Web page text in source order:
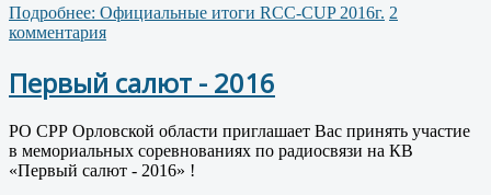
Подробнее: Официальные итоги RCC-CUP 2016г. 2
комментария
Первый салют - 2016
РО СРР Орловской области приглашает Вас принять участие
в мемориальных соревнованиях по радиосвязи на КВ
«Первый салют - 2016» !